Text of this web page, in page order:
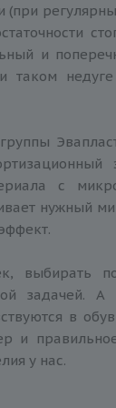
и
таком
с
нужный
выбирать
задачей. А
в
и
у нас.